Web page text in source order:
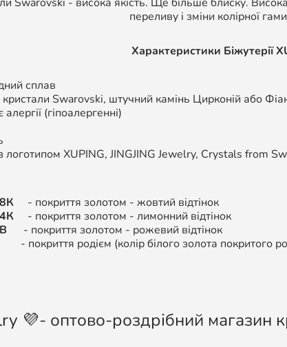
переливу і зміни колірної
Характеристики Біжутерії
сплав
кристали Swarovski, штучний камінь Цирконій або
(гіпоалергенні)
логотипом XUPING, JINGJING Jewelry, Crystals from
- покриття золотом - жовтий відтінок
- покриття золотом - лимонний відтінок
- покриття золотом - рожевий відтінок
покриття родієм (колір білого золота покритого
💜- оптово-роздрібний магазин